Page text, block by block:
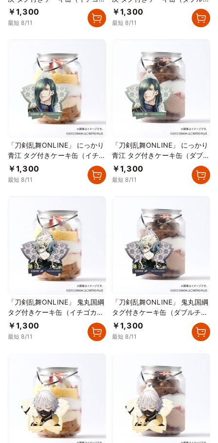
スタード）
￥1,300
最短 8/11
ョコレート）
￥1,300
最短 8/11
「刀剣乱舞ONLINE」 にっかり
青江 タグ付きケーキ缶（イチゴ
カスタード）
￥1,300
最短 8/11
「刀剣乱舞ONLINE」 にっかり
青江 タグ付きケーキ缶（ダブル
チョコレート）
￥1,300
最短 8/11
「刀剣乱舞ONLINE」 鬼丸国綱
タグ付きケーキ缶（イチゴカス
タード）
￥1,300
最短 8/11
「刀剣乱舞ONLINE」 鬼丸国綱
タグ付きケーキ缶（ダブルチョ
コレート）
￥1,300
最短 8/11